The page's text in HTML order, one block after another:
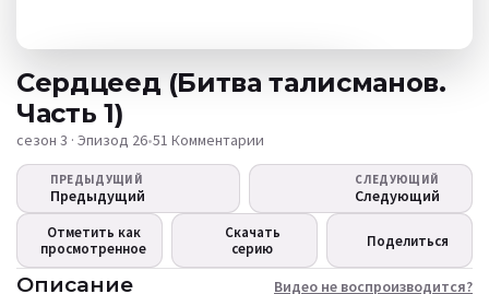
Видео не
воспроизводится?
В настоящее время это видео
недоступно
Сердцеед (Битва талисманов.
Часть 1)
сезон 3 · Эпизод 26•51 Комментарии
ПРЕДЫДУЩИЙ
Предыдущий
СЛЕДУЮЩИЙ
Следующий
Отметить как
просмотренное
Скачать
серию
Поделиться
Описание Видео не воспроизводится?